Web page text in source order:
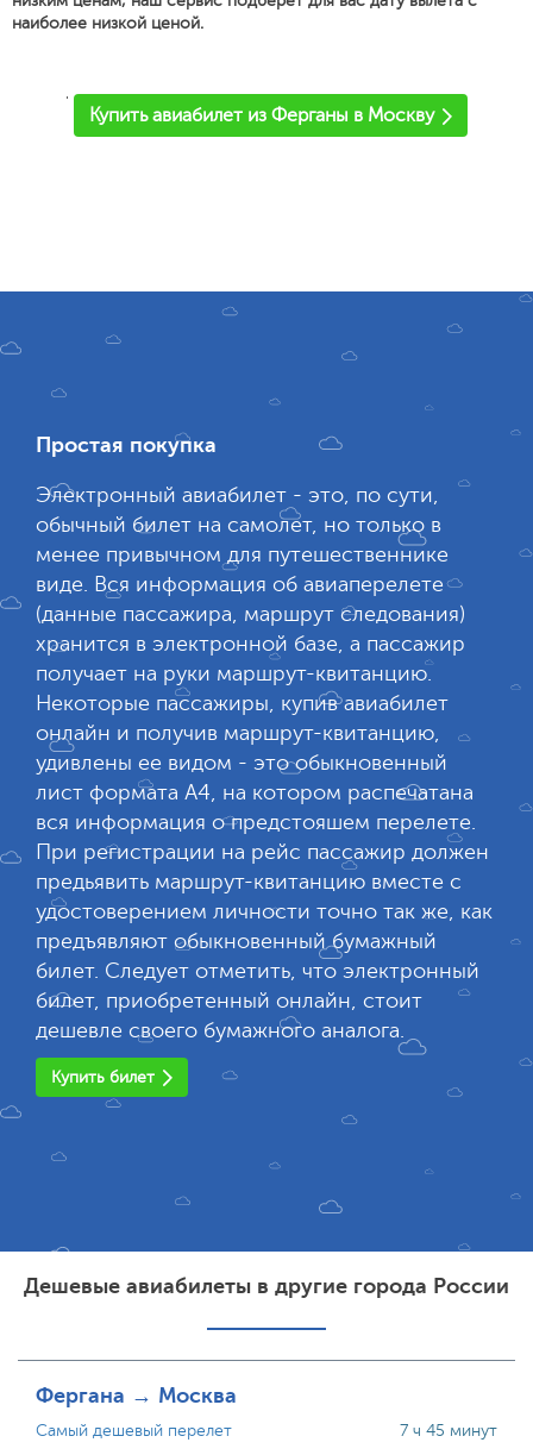
наиболее низкой ценой.
'
Купить авиабилет из Ферганы в Москву
Простая покупка
Электронный авиабилет - это, по сути,
обычный билет на самолет, но только в
менее привычном для путешественнике
виде. Вся информация об авиаперелете
(данные пассажира, маршрут следования)
хранится в электронной базе, а пассажир
получает на руки маршрут-квитанцию.
Некоторые пассажиры, купив авиабилет
онлайн и получив маршрут-квитанцию,
удивлены ее видом - это обыкновенный
лист формата А4, на котором распечатана
вся информация о предстояшем перелете.
При регистрации на рейс пассажир должен
предьявить маршрут-квитанцию вместе с
удостоверением личности точно так же, как
предъявляют обыкновенный бумажный
билет. Следует отметить, что электронный
билет, приобретенный онлайн, стоит
дешевле своего бумажного аналога.
Купить билет
Дешевые авиабилеты в другие города России
Фергана → Москва
Самый дешевый перелет
7 ч 45 минут